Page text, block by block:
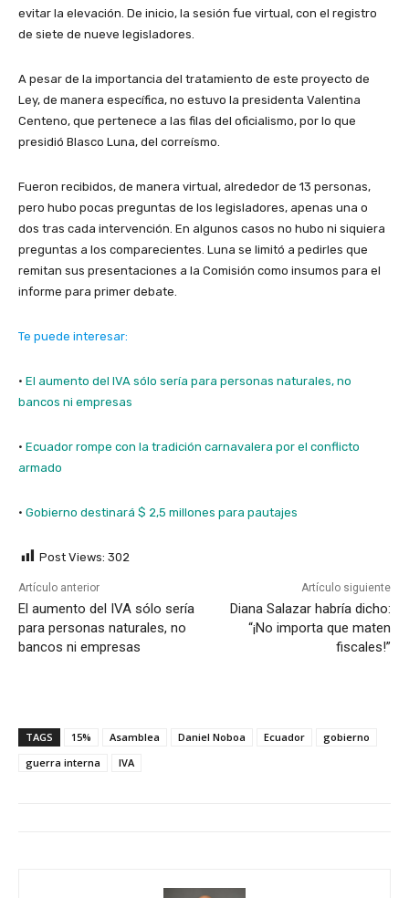
evitar la elevación. De inicio, la sesión fue virtual, con el registro
de siete de nueve legisladores.
A pesar de la importancia del tratamiento de este proyecto de
Ley, de manera específica, no estuvo la presidenta Valentina
Centeno, que pertenece a las filas del oficialismo, por lo que
presidió Blasco Luna, del correísmo.
Fueron recibidos, de manera virtual, alrededor de 13 personas,
pero hubo pocas preguntas de los legisladores, apenas una o
dos tras cada intervención. En algunos casos no hubo ni siquiera
preguntas a los comparecientes. Luna se limitó a pedirles que
remitan sus presentaciones a la Comisión como insumos para el
informe para primer debate.
Te puede interesar:
· El aumento del IVA sólo sería para personas naturales, no
bancos ni empresas
· Ecuador rompe con la tradición carnavalera por el conflicto
armado
· Gobierno destinará $ 2,5 millones para pautajes
Post Views: 302
Artículo anterior
El aumento del IVA sólo sería
para personas naturales, no
bancos ni empresas
Artículo siguiente
Diana Salazar habría dicho:
“¡No importa que maten
fiscales!”
TAGS 15% Asamblea Daniel Noboa Ecuador
gobierno
guerra interna
IVA